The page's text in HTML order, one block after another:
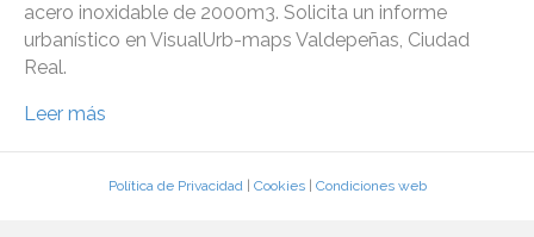
acero inoxidable de 2000m3. Solicita un informe
urbanístico en VisualUrb-maps Valdepeñas, Ciudad
Real.
Leer más
Política de Privacidad| Cookies| Condiciones web